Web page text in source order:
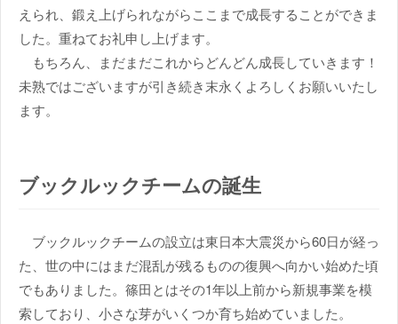
えられ、鍛え上げられながらここまで成長することができま
した。重ねてお礼申し上げます。
もちろん、まだまだこれからどんどん成長していきます！
未熟ではございますが引き続き末永くよろしくお願いいたし
ます。
ブックルックチームの誕生
ブックルックチームの設立は東日本大震災から60日が経っ
た、世の中にはまだ混乱が残るものの復興へ向かい始めた頃
でもありました。篠田とはその1年以上前から新規事業を模
索しており、小さな芽がいくつか育ち始めていました。